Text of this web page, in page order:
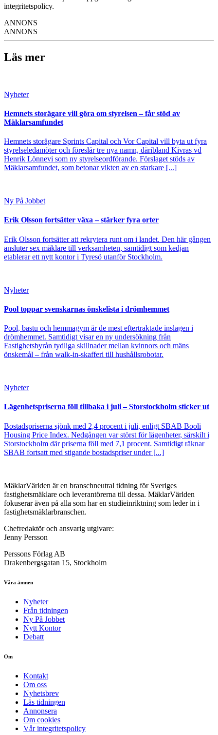
integritetspolicy.
ANNONS
ANNONS
Läs mer
Nyheter
Hemnets storägare vill göra om styrelsen – får stöd av
Mäklarsamfundet
Hemnets storägare Sprints Capital och Vor Capital vill byta ut fyra
styrelseledamöter och föreslår tre nya namn, däribland Kivras vd
Henrik Lönnevi som ny styrelseordförande. Förslaget stöds av
Mäklarsamfundet, som betonar vikten av en starkare [...]
Ny På Jobbet
Erik Olsson fortsätter växa – stärker fyra orter
Erik Olsson fortsätter att rekrytera runt om i landet. Den här gången
ansluter sex mäklare till verksamheten, samtidigt som kedjan
etablerar ett nytt kontor i Tyresö utanför Stockholm.
Nyheter
Pool toppar svenskarnas önskelista i drömhemmet
Pool, bastu och hemmagym är de mest eftertraktade inslagen i
drömhemmet. Samtidigt visar en ny undersökning från
Fastighetsbyrån tydliga skillnader mellan kvinnors och mäns
önskemål – från walk-in-skafferi till hushållsrobotar.
Nyheter
Lägenhetspriserna föll tillbaka i juli – Storstockholm sticker ut
Bostadspriserna sjönk med 2,4 procent i juli, enligt SBAB Booli
Housing Price Index. Nedgången var störst för lägenheter, särskilt i
Storstockholm där priserna föll med 7,1 procent. Samtidigt räknar
SBAB fortsatt med stigande bostadspriser under [...]
MäklarVärlden är en branschneutral tidning för Sveriges
fastighetsmäklare och leverantörerna till dessa. MäklarVärlden
fokuserar även på alla som har en studieinriktning som leder in i
fastighetsmäklarbranschen.
Chefredaktör och ansvarig utgivare:
Jenny Persson
Perssons Förlag AB
Drakenbergsgatan 15, Stockholm
Våra ämnen
Nyheter
Från tidningen
Ny På Jobbet
Nytt Kontor
Debatt
Om
Kontakt
Om oss
Nyhetsbrev
Läs tidningen
Annonsera
Om cookies
Vår integritetspolicy